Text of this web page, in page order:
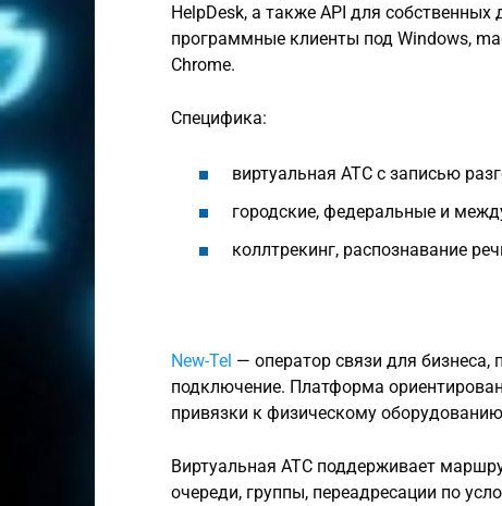
HelpDesk, а также API для
программные клиенты под Windows,
Chrome.
Специфика:
виртуальная АТС с записью
городские, федеральные и
коллтрекинг, распознавание
New-Tel — оператор связи для
подключение. Платформа
привязки к физическому
Виртуальная АТС поддерживает
очереди, группы, переадресации по